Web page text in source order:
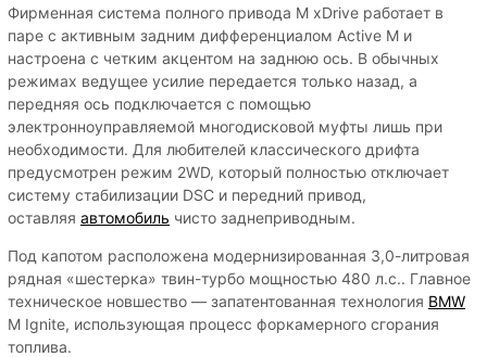
Фирменная система полного привода M xDrive работает в
паре с активным задним дифференциалом Active M и
настроена с четким акцентом на заднюю ось. В обычных
режимах ведущее усилие передается только назад, а
передняя ось подключается с помощью
электронноуправляемой многодисковой муфты лишь при
необходимости. Для любителей классического дрифта
предусмотрен режим 2WD, который полностью отключает
систему стабилизации DSC и передний привод,
оставляя автомобиль чисто заднеприводным.
Под капотом расположена модернизированная 3,0-литровая
рядная «шестерка» твин-турбо мощностью 480 л.с.. Главное
техническое новшество — запатентованная технология BMW
M Ignite, использующая процесс форкамерного сгорания
топлива.